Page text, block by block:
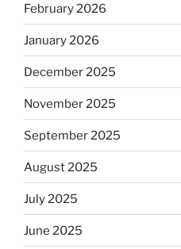
February 2026
January 2026
December 2025
November 2025
September 2025
August 2025
July 2025
June 2025